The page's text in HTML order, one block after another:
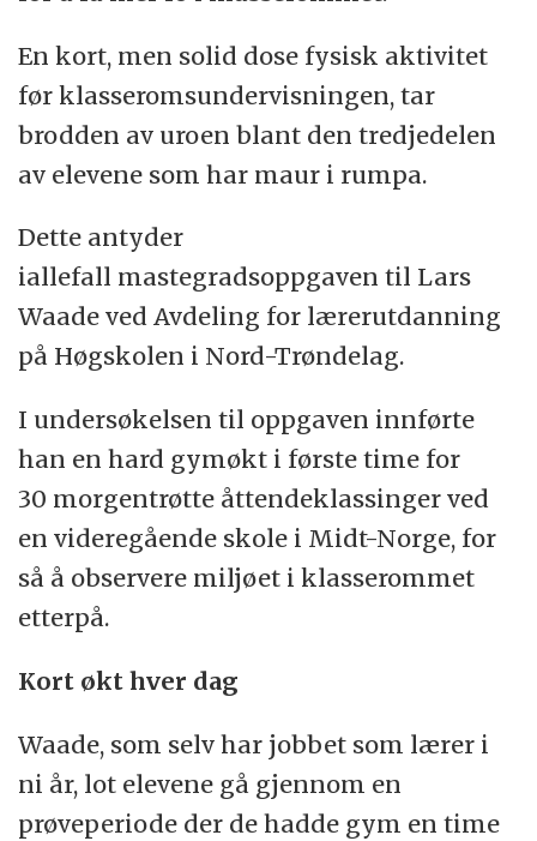
En kort, men solid dose fysisk aktivitet
før klasseromsundervisningen, tar
brodden av uroen blant den tredjedelen
av elevene som har maur i rumpa.
Dette antyder
iallefall mastegradsoppgaven til Lars
Waade ved Avdeling for lærerutdanning
på Høgskolen i Nord-Trøndelag.
I undersøkelsen til oppgaven innførte
han en hard gymøkt i første time for
30 morgentrøtte åttendeklassinger ved
en videregående skole i Midt-Norge, for
så å observere miljøet i klasserommet
etterpå.
Kort økt hver dag
Waade, som selv har jobbet som lærer i
ni år, lot elevene gå gjennom en
prøveperiode der de hadde gym en time